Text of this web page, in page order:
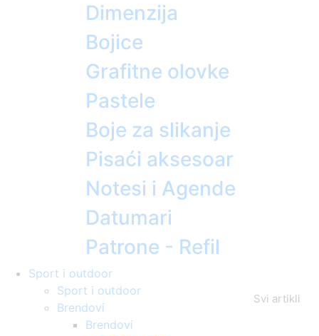
Dimenzija
Bojice
Grafitne olovke
Pastele
Boje za slikanje
Pisaći aksesoar
Notesi i Agende
Datumari
Patrone - Refil
Sport i outdoor
Svi artikli
Sport i outdoor
Brendovi
Brendovi